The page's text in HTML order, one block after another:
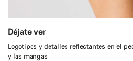
Déjate ver
Logotipos y detalles reflectantes en el
y las mangas
¿Necesitas ayuda?
Nuestros expertos estarán
preguntas.